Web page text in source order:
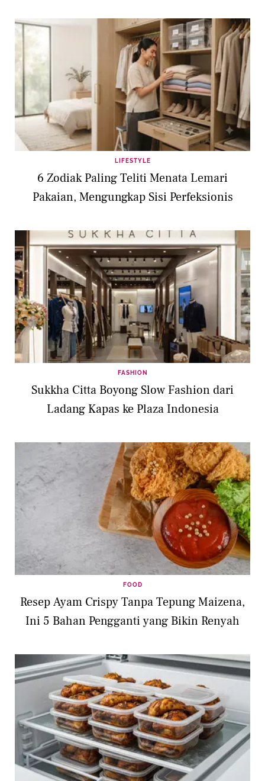
LIFESTYLE
6 Zodiak Paling Teliti Menata Lemari
Pakaian, Mengungkap Sisi Perfeksionis
FASHION
Sukkha Citta Boyong Slow Fashion dari
Ladang Kapas ke Plaza Indonesia
FOOD
Resep Ayam Crispy Tanpa Tepung Maizena,
Ini 5 Bahan Pengganti yang Bikin Renyah